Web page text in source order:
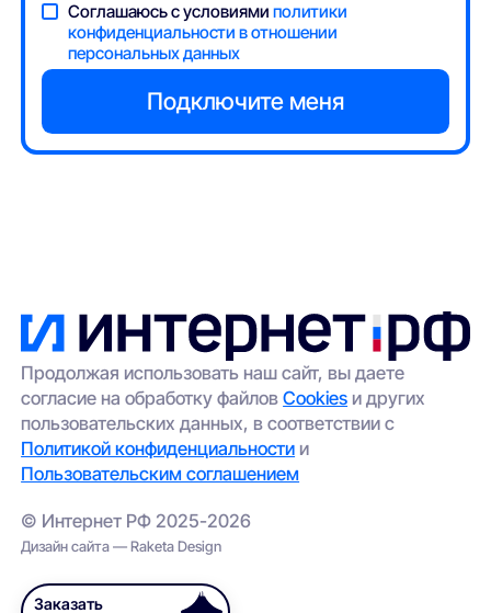
Соглашаюсь с условиямиполитики
конфиденциальности в отношении
персональных данных
Продолжая использовать наш сайт, вы даете
согласие на обработку файловCookies и других
пользовательских данных, в соответствии с
Политикой конфиденциальности и
Пользовательским соглашением
© Интернет РФ 2025-2026
Дизайн сайта — Raketa Design
Заказать